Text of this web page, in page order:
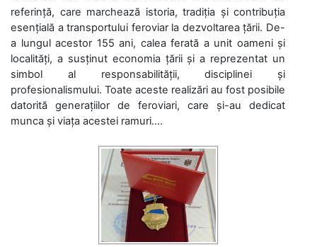
referință, care marchează istoria, tradiția și contribuția
esențială a transportului feroviar la dezvoltarea țării. De-
a lungul acestor 155 ani, calea ferată a unit oameni și
localități, a susținut economia țării și a reprezentat un
simbol al responsabilității, disciplinei și
profesionalismului. Toate aceste realizări au fost posibile
datorită generațiilor de feroviari, care și-au dedicat
munca și viața acestei ramuri....